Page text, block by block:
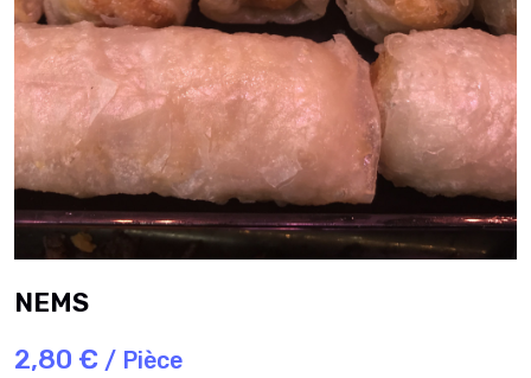
NEMS
2,80 € / Pièce